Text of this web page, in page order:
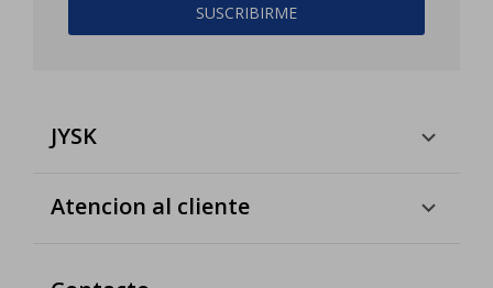
SUSCRIBIRME
JYSK
Atencion al cliente